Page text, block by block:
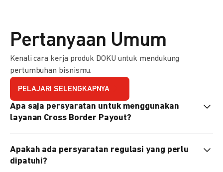
Pertanyaan Umum
Kenali cara kerja produk DOKU untuk mendukung
pertumbuhan bisnismu.
PELAJARI SELENGKAPNYA
Apa saja persyaratan untuk menggunakan
layanan Cross Border Payout?
Menyampaikan izin remitansi yang valid.
Apakah ada persyaratan regulasi yang perlu
dipatuhi?